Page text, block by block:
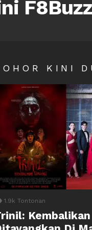
KINI
1.9k Tontonan